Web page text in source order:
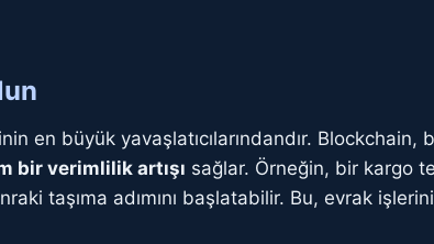
en büyük yavaşlatıcılarındandır.
bir verimlilik artışı sağlar. Örneğin, bir kargo
taşıma adımını başlatabilir. Bu, evrak